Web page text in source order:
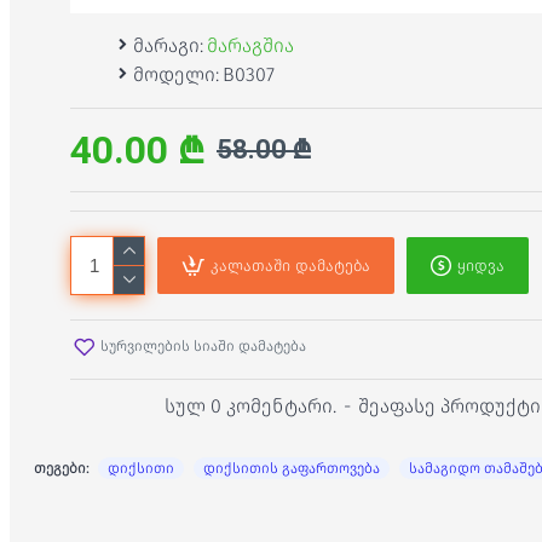
მარაგი: მარაგშია
მოდელი: B0307
სულ 0 კომენტარი. - შეაფასე პროდუქტი
40.00 ₾ 58.00 ₾
კალათაში დამატება ყიდვა
სურვილების სიაში დამატება
თეგები: დიქსითი დიქსითის გაფართოვება სამაგიდო